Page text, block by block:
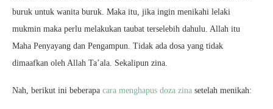
buruk untuk wanita buruk. Maka itu, jika ingin menikahi lelaki
mukmin maka perlu melakukan taubat terselebih dahulu. Allah itu
Maha Penyayang dan Pengampun. Tidak ada dosa yang tidak
dimaafkan oleh Allah Ta’ala. Sekalipun zina.
Nah, berikut ini beberapa cara menghapus doza zina setelah menikah: